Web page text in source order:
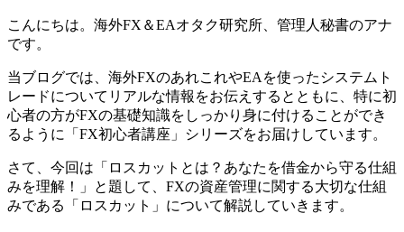
こんにちは。海外FX＆EAオタク研究所、管理人秘書のアナ
です。
当ブログでは、海外FXのあれこれやEAを使ったシステムト
レードについてリアルな情報をお伝えするとともに、特に初
心者の方がFXの基礎知識をしっかり身に付けることができ
るように「FX初心者講座」シリーズをお届けしています。
さて、 今回は「ロスカットとは？あなたを借金から守る仕組
みを理解！」と題して、FXの資産管理に関する大切な仕組
みである「ロスカット」について解説していきます。